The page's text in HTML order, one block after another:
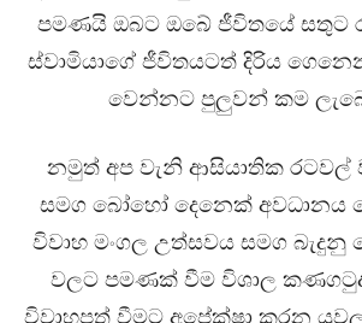
පමණයි ඔබට ඔබේ ජීවිතයේ සතුට
ස්වාමියාගේ ජීවිතයටත් දිරිය
වෙන්නට පුලුවන් කම
නමුත් අප වැනි ආසියාතික රටවල්
සමග බෝහෝ දෙනෙක් අවධානය
විවාහ මංගල උත්සවය සමග
වලට පමණක් වීම විශාල
විවාහපත් වීමට අපේක්ෂා කරන